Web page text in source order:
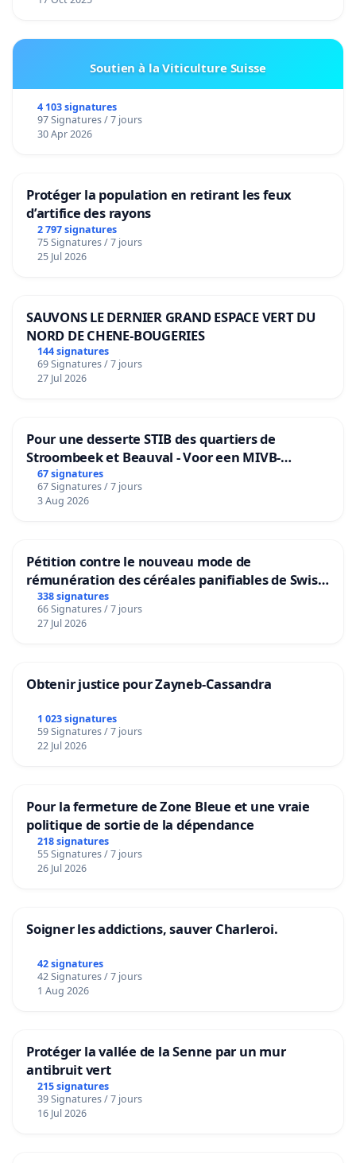
Soutien à la Viticulture Suisse
4 103 signatures
97 Signatures / 7 jours
30 Apr 2026
Protéger la population en retirant les feux
d’artifice des rayons
2 797 signatures
75 Signatures / 7 jours
25 Jul 2026
SAUVONS LE DERNIER GRAND ESPACE VERT DU
NORD DE CHENE-BOUGERIES
144 signatures
69 Signatures / 7 jours
27 Jul 2026
Pour une desserte STIB des quartiers de
Stroombeek et Beauval - Voor een MIVB-
bediening van de wijken Strombeek en Het
Voor
67 signatures
67 Signatures / 7 jours
3 Aug 2026
Pétition contre le nouveau mode de
rémunération des céréales panifiables de Swiss
granum basé sur la teneur en protéines
338 signatures
66 Signatures / 7 jours
27 Jul 2026
Obtenir justice pour Zayneb-Cassandra
1 023 signatures
59 Signatures / 7 jours
22 Jul 2026
Pour la fermeture de Zone Bleue et une vraie
politique de sortie de la dépendance
218 signatures
55 Signatures / 7 jours
26 Jul 2026
Soigner les addictions, sauver Charleroi.
42 signatures
42 Signatures / 7 jours
1 Aug 2026
Protéger la vallée de la Senne par un mur
antibruit vert
215 signatures
39 Signatures / 7 jours
16 Jul 2026